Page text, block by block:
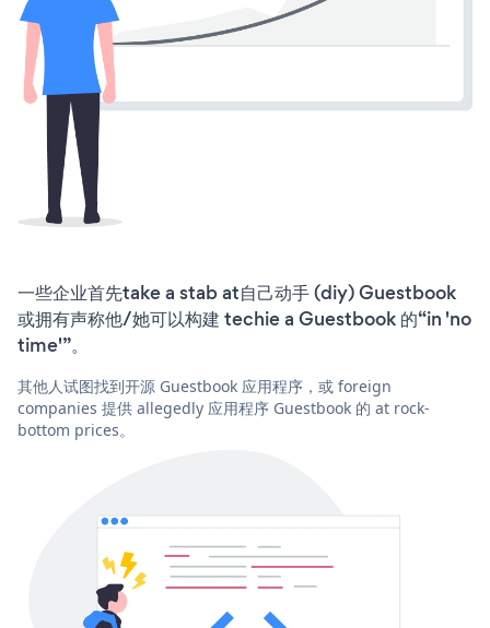
一些企业首先take a stab at自己动手 (diy) Guestbook
或拥有声称他/她可以构建 techie a Guestbook 的“in 'no
time'”。
其他人试图找到开源 Guestbook 应用程序，或 foreign
companies 提供 allegedly 应用程序 Guestbook 的 at rock-
bottom prices。